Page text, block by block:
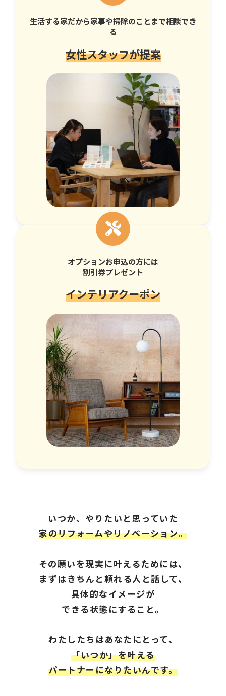
生活する家だから家事や掃除のことまで相談でき
る
女性スタッフが提案
オプションお申込の方には
割引券プレゼント
インテリアクーポン
いつか、やりたいと思っていた
家のリフォームやリノベーション。
その願いを現実に叶えるためには、
まずはきちんと頼れる人と話して、
具体的なイメージが
できる状態にすること。
わたしたちはあなたにとって、
「いつか」を叶える
パートナーになりたいんです。